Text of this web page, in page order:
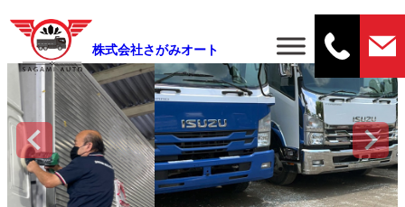
株式会社さがみオート